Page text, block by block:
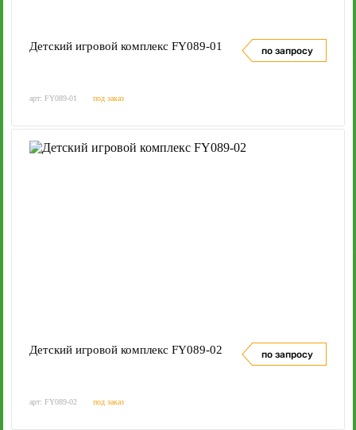
Детский игровой комплекс FY089-01 по запросу
арт: FY089-01 под заказ
Детский игровой комплекс FY089-02 по запросу
арт: FY089-02 под заказ